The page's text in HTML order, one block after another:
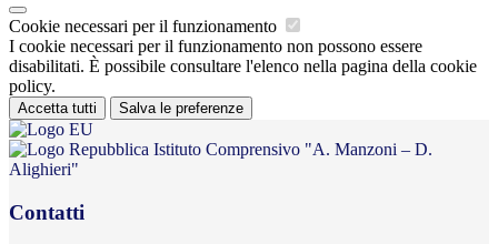
Cookie necessari per il funzionamento
I cookie necessari per il funzionamento non possono essere
disabilitati. È possibile consultare l'elenco nella pagina della cookie
policy.
Accetta tutti Salva le preferenze
Istituto Comprensivo "A. Manzoni – D.
Alighieri"
Contatti